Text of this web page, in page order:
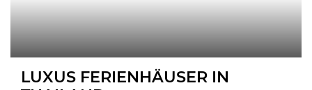
LUXUS FERIENHÄUSER IN